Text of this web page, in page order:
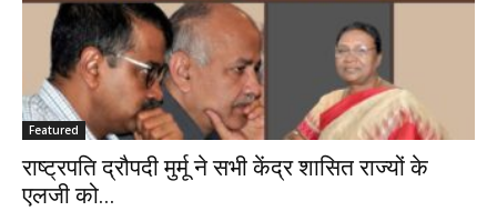
Featured
राष्ट्रपति द्रौपदी मुर्मू ने सभी केंद्र शासित राज्यों के
एलजी को...